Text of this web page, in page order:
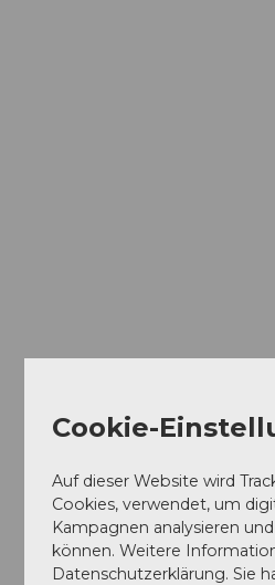
Cookie-
Auf dieser Website wird
Cookies, verwendet, um
Kampagnen analysieren
können. Weitere
Datenschutzerklärung. Sie